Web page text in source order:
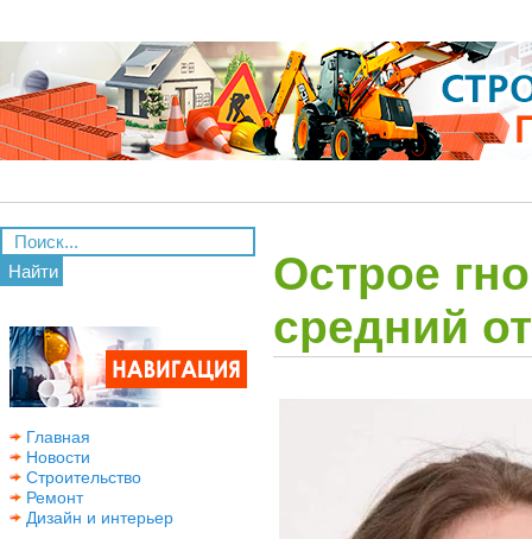
Найти
Главная
Новости
Строительство
Ремонт
Дизайн и интерьер
Острое
средний